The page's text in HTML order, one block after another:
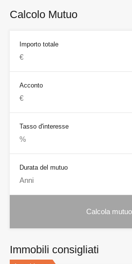
Calcolo Mutuo
Importo totale
Acconto
Tasso d'interesse
Durata del mutuo
Immobili consigliati